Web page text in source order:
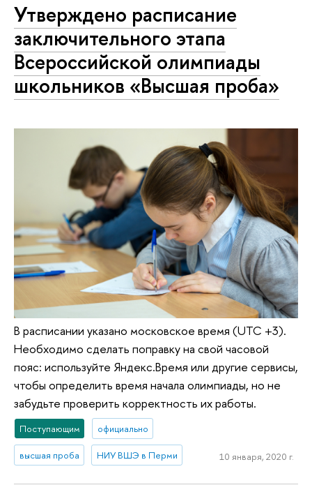
Утверждено расписание
заключительного этапа
Всероссийской олимпиады
школьников «Высшая проба»
В расписании указано московское время (UTC +3).
Необходимо сделать поправку на свой часовой
пояс: используйте Яндекс.Время или другие сервисы,
чтобы определить время начала олимпиады, но не
забудьте проверить корректность их работы.
Поступающим официально
высшая проба НИУ ВШЭ в Перми 10 января, 2020 г.